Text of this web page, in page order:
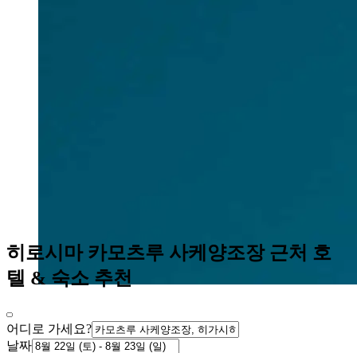
히로시마 카모츠루 사케양조장 근처 호
텔 & 숙소 추천
어디로 가세요?
날짜